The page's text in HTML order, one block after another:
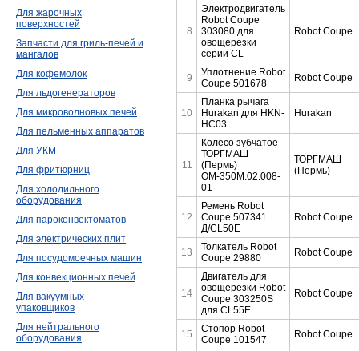
8
Электродвигатель
Robot Coupe
303080 для
овощерезки
серии CL
Robot Coupe
9
Уплотнение Robot
Coupe 501678
Robot Coupe
10
Планка рычага
Hurakan для HKN-
HC03
Hurakan
11
Колесо зубчатое
ТОРГМАШ
(Пермь)
ОМ-350М.02.008-
01
ТОРГМАШ
(Пермь)
12
Ремень Robot
Coupe 507341
Д/CL50E
Robot Coupe
13
Толкатель Robot
Coupe 29880
Robot Coupe
14
Двигатель для
овощерезки Robot
Coupe 303250S
для CL55E
Robot Coupe
15
Стопор Robot
Coupe 101547
Robot Coupe
Для жарочных
поверхностей
Запчасти для гриль-печей и
мангалов
Для кофемолок
Для льдогенераторов
Для микроволновых печей
Для пельменных аппаратов
Для УКМ
Для фритюрниц
Для холодильного
оборудования
Для пароконвектоматов
Для электрических плит
Для посудомоечных машин
Для конвекционных печей
Для вакуумных
упаковщиков
Для нейтрального
оборудования